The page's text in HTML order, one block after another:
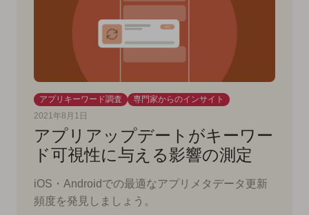
アプリキーワード調査
専門家からのインサイト
2021年8月1日
アプリアップデートがキーワー
ド可視性に与える影響の測定
iOS・Androidでの最適なアプリメタデータ更新
頻度を発見しましょう。